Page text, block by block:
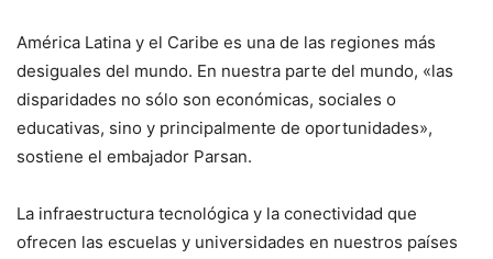
América Latina y el Caribe es una de las regiones más
desiguales del mundo. En nuestra parte del mundo, «las
disparidades no sólo son económicas, sociales o
educativas, sino y principalmente de oportunidades»,
sostiene el embajador Parsan.
La infraestructura tecnológica y la conectividad que
ofrecen las escuelas y universidades en nuestros países